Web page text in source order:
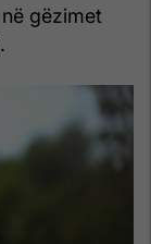
gëzimet